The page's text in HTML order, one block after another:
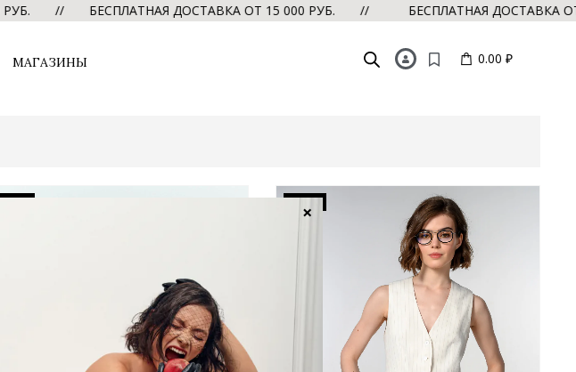
// БЕСПЛАТНАЯ ДОСТАВКА ОТ 15 000 РУБ. // БЕСПЛАТНАЯ ДОСТАВКА
МАГАЗИНЫ 0.00 ₽
×